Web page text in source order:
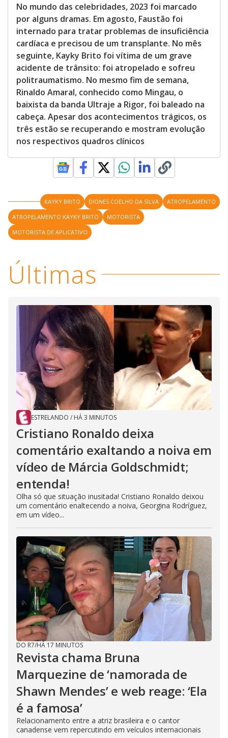
No mundo das celebridades, 2023 foi marcado
por alguns dramas. Em agosto, Faustão foi
internado para tratar problemas de insuficiência
cardíaca e precisou de um transplante. No mês
seguinte, Kayky Brito foi vítima de um grave
acidente de trânsito: foi atropelado e sofreu
politraumatismo. No mesmo fim de semana,
Rinaldo Amaral, conhecido como Mingau, o
baixista da banda Ultraje a Rigor, foi baleado na
cabeça. Apesar dos acontecimentos trágicos, os
três estão se recuperando e mostram evolução
nos respectivos quadros clínicos
KAYKY BRITO DIONES COELHO DA SILVA
ATROPELAMENTO
ATROPELAMENTO KAYKY BRITO
MOTORISTA
MOTORISTA DE APLICATIVO
Últimas
ESTRELANDO / HÁ 3 MINUTOS
Cristiano Ronaldo deixa
comentário exaltando a noiva em
vídeo de Márcia Goldschmidt;
entenda!
Olha só que situação inusitada! Cristiano Ronaldo deixou
um comentário enaltecendo a noiva, Georgina Rodríguez,
em um vídeo...
DO R7/HÁ 17 MINUTOS
Revista chama Bruna
Marquezine de ‘namorada de
Shawn Mendes’ e web reage: ‘Ela
é a famosa’
Relacionamento entre a atriz brasileira e o cantor
canadense vem repercutindo em veículos internacionais